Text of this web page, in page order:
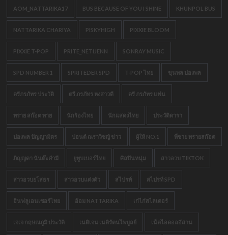
AOM_NATTARIKA17 BUS BECAUSE OF YOU I SHINE KHUNPOL BUS
NATTARIKA CHARIYA PISKYHIGH PIXXIE BLOOM
PIXXIE T-POP PRITE_NETIJENN SONRAY MUSIC
SPD NUMBER 1 SPRITEDER SPD T-POP ไทย ขุนพล ปองพล
ตรีภรภัทร ประวัติ ตรี ภรภัทร หงสาวดี ตรี ภรภัทร แฟน
ทราย สก๊อต พาย นักร้องไทย นักแสดงไทย ประวัติดารา
ปองพล ปัญญามิตร ปอนด์ ณราวิชญ์ ข่าว ผู้ให้ NO.1 พี่ชาย ทรายสก๊อต
ภิญญดา นันต๊ะคำมี ยูทูบเบอร์ไทย ศิลปินหนุ่ม สาวอวบ TIKTOK
สาวอวบยโสธร สาวอวบแต่งตัว สไปรท์ สไปรท์ SPD
อินฟลูเอนเซอร์ไทย อ้อม NATTARIKA เก๋ไก๋สไลเดอร์
เจเจ กฤษณภูมิ ประวัติ เนติเจน เนติรัตนไพบูลย์ เน็ตไอดอลอีสาน